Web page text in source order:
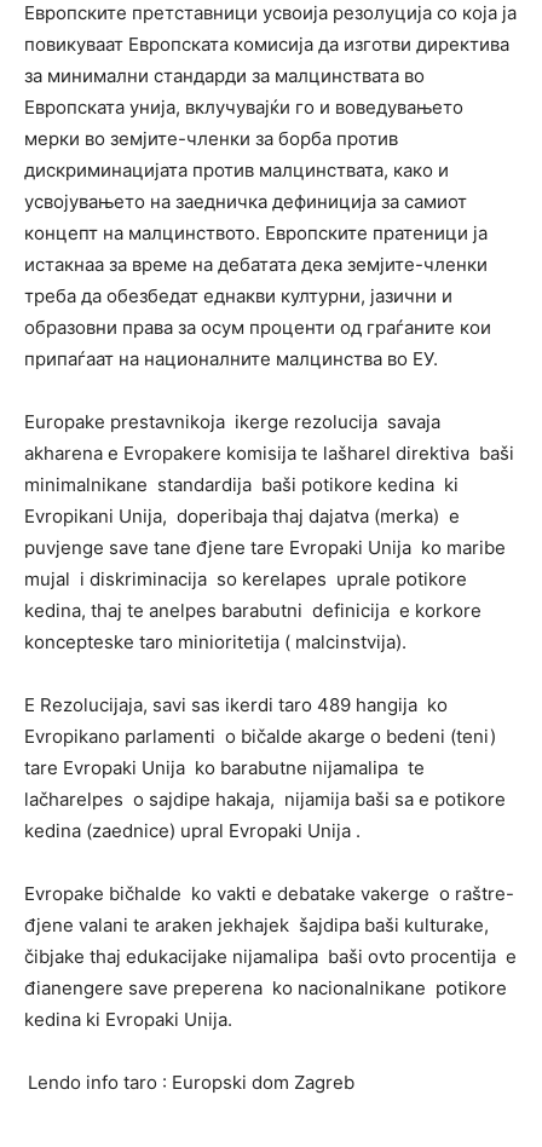
Eвропските претставници усвоија резолуција со која ја
повикуваат Европската комисија да изготви директива
за минимални стандарди за малцинствата во
Европската унија, вклучувајќи го и воведувањето
мерки во земјите-членки за борба против
дискриминацијата против малцинствата, како и
усвојувањето на заедничка дефиниција за самиот
концепт на малцинството. Европските пратеници ја
истакнаа за време на дебатата дека земјите-членки
треба да обезбедат еднакви културни, јазични и
образовни права за осум проценти од граѓаните кои
припаѓаат на националните малцинства во ЕУ.
Europake prestavnikoja ikerge rezolucija savaja
akharena e Evropakere komisija te lašharel direktiva baši
minimalnikane standardija baši potikore kedina ki
Evropikani Unija, doperibaja thaj dajatva (merka) e
puvjenge save tane đjene tare Evropaki Unija ko maribe
mujal i diskriminacija so kerelapes uprale potikore
kedina, thaj te anelpes barabutni definicija e korkore
koncepteske taro minioritetija ( malcinstvija).
E Rezolucijaja, savi sas ikerdi taro 489 hangija ko
Evropikano parlamenti o bičalde akarge o bedeni (teni)
tare Evropaki Unija ko barabutne nijamalipa te
lačharelpes o sajdipe hakaja, nijamija baši sa e potikore
kedina (zaednice) upral Evropaki Unija .
Evropake bičhalde ko vakti e debatake vakerge o raštre-
đjene valani te araken jekhajek šajdipa baši kulturake,
čibjake thaj edukacijake nijamalipa baši ovto procentija e
đianengere save preperena ko nacionalnikane potikore
kedina ki Evropaki Unija.
Lendo info taro : Europski dom Zagreb